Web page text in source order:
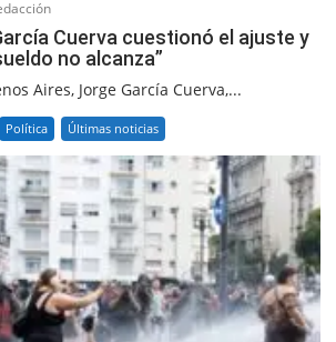
Cuerva cuestionó el ajuste y
no alcanza”
Aires, Jorge García Cuerva,...
Política Últimas noticias